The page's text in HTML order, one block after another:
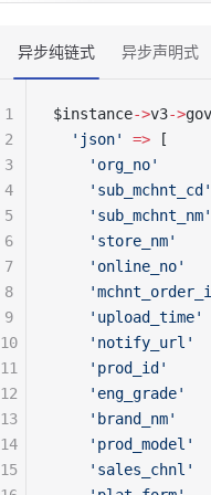
异步纯链式 异步声明式
$instance->v3->gov
  'json'
=> [
    'org_no'
    'sub_mchnt_cd'
    'sub_mchnt_nm'
    'store_nm'
    'online_no'
    'upload_time'
    'notify_url'
    'prod_id'
    'eng_grade'
    'brand_nm'
    'prod_model'
    'sales_chnl'
1
2
3
4
5
6
7
8
9
10
11
12
13
14
15